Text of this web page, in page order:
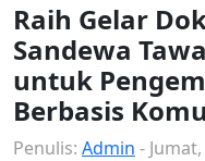
Raih Gelar
Sandewa
untuk
Berbasis
Penulis: Admin -